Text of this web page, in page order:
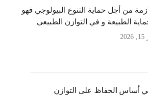
من أجل حماية التنوع البيولوجي فهو
الطبيعة و في التوازن الطبيعي
أساس الحفاظ على التوازن